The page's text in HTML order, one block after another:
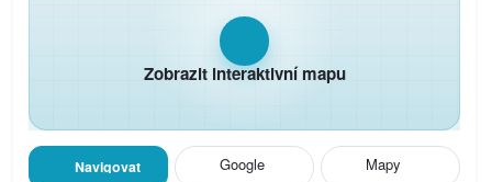
Zobrazit interaktivní mapu
Navigovat Google Mapy